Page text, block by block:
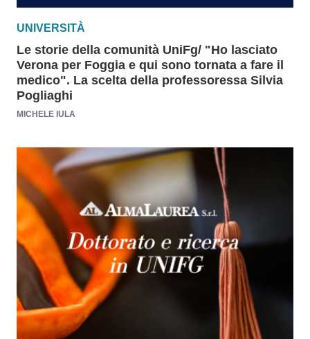
UNIVERSITÀ
Le storie della comunità UniFg/ "Ho lasciato
Verona per Foggia e qui sono tornata a fare il
medico". La scelta della professoressa Silvia
Pogliaghi
MICHELE IULA